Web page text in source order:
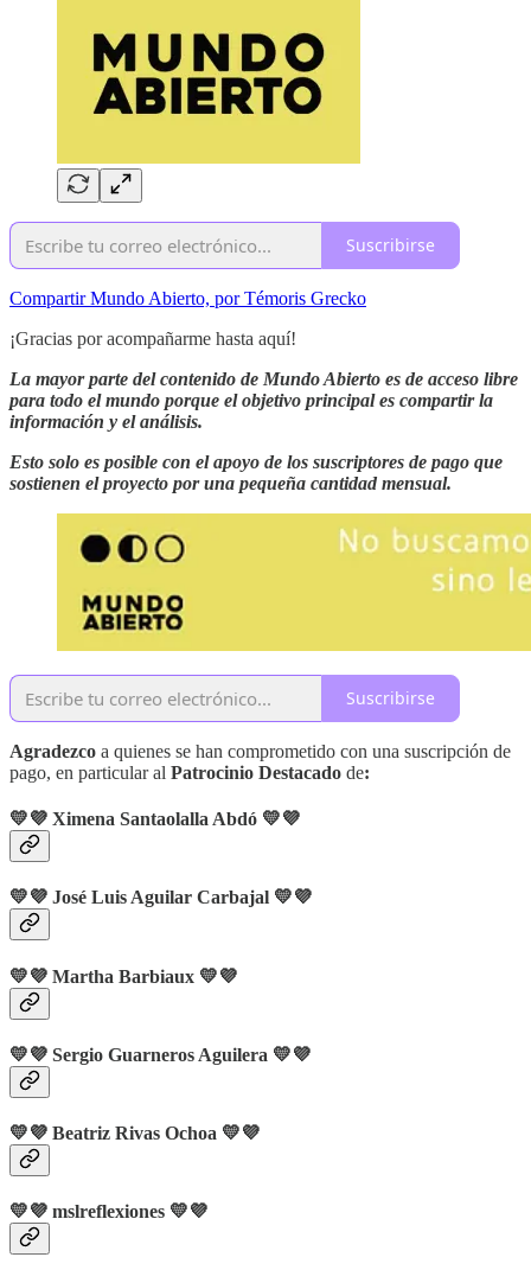
Suscribirse
Compartir Mundo Abierto, por Témoris Grecko
¡Gracias por acompañarme hasta aquí!
La mayor parte del contenido de Mundo Abierto es de acceso libre
para todo el mundo porque el objetivo principal es compartir la
información y el análisis.
Esto solo es posible con el apoyo de los suscriptores de pago que
sostienen el proyecto por una pequeña cantidad mensual.
Suscribirse
Agradezco a quienes se han comprometido con una suscripción de
pago, en particular al Patrocinio Destacado de:
💛💜 Ximena Santaolalla Abdó 💛💜
💛💜 José Luis Aguilar Carbajal 💛💜
💛💜 Martha Barbiaux 💛💜
💛💜 Sergio Guarneros Aguilera 💛💜
💛💜 Beatriz Rivas Ochoa 💛💜
💛💜 mslreflexiones 💛💜